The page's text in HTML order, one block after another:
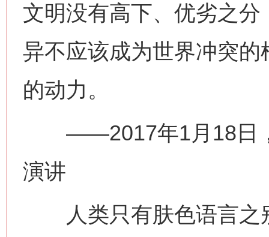
文明没有高下、优劣之
异不应该成为世界冲突
的动力。
——2017年1月18日，
演讲
人类只有肤色语言之